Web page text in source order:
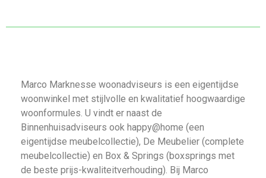
Marco Marknesse woonadviseurs is een eigentijdse
woonwinkel met stijlvolle en kwalitatief hoogwaardige
woonformules. U vindt er naast de
Binnenhuisadviseurs ook happy@home (een
eigentijdse meubelcollectie), De Meubelier (complete
meubelcollectie) en Box & Springs (boxsprings met
de beste prijs-kwaliteitverhouding). Bij Marco